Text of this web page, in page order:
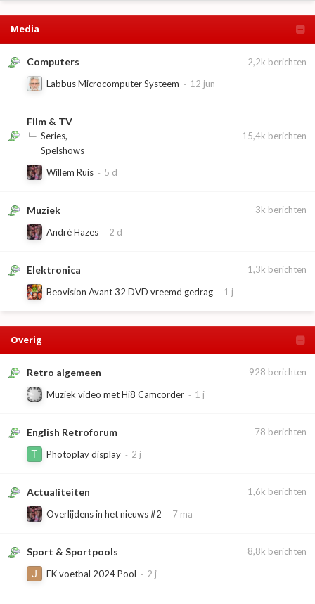
Media
Computers 2,2k berichten
Labbus Microcomputer Systeem
Film & TV
Series
Spelshows
15,4k berichten
Willem Ruis
Muziek 3k berichten
André Hazes
Elektronica 1,3k berichten
Beovision Avant 32 DVD vreemd gedrag
Overig
Retro algemeen 928 berichten
Muziek video met Hi8 Camcorder
English Retroforum 78 berichten
Photoplay display
Actualiteiten 1,6k berichten
Overlijdens in het nieuws #2
Sport & Sportpools 8,8k berichten
EK voetbal 2024 Pool